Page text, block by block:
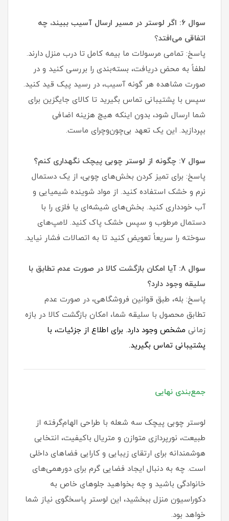
سوال ۶: اگر لوستر در مسیر ارسال آسیب ببیند، چه
اتفاقی می‌افتد؟
پاسخ: تمامی مرسولات ما بیمه کامل تا درب منزل دارند.
لطفاً به محض دریافت، بسته‌بندی را بررسی کنید و در
صورت مشاهده هر گونه آسیب، در رسید پیک قید کنید.
سپس با پشتیبانی تماس بگیرید تا کالای جایگزین برای
شما ارسال شود، بدون اینکه هیچ هزینه اضافی
بپردازید. این یک تعهد بی‌چون‌وچرای ماست.
سوال ۷: چگونه از لوستر چوبی پیچک نگهداری کنم؟
پاسخ: برای تمیز کردن بخش‌های چوبی، از یک دستمال
نرم و خشک استفاده کنید. از مواد شوینده شیمیایی و
آب خودداری کنید. بخش‌های شیشه‌ای یا فلزی را با
دستمال مرطوب و سپس خشک پاک کنید. لامپ‌های
سوخته را سریعاً تعویض کنید تا به اتصالات فشار نیاید.
سوال ۸: آیا امکان بازگشت کالا در صورت عدم تطابق با
سلیقه وجود دارد؟
پاسخ: بله، طبق قوانین فروشگاهی، در صورت عدم
تطابق محصول با سلیقه شما، امکان بازگشت کالا در بازه
زمانی مشخص وجود دارد. برای اطلاع از جزئیات، با
پشتیبانی تماس بگیرید.
جمع‌بندی نهایی
لوستر چوبی پیچک سه شعله با طراحی الهام‌گرفته از
طبیعت، نورپردازی متوازن و متریال باکیفیت، انتخابی
هوشمندانه برای ارتقای زیبایی و کارایی فضاهای داخلی
است. چه به دنبال ایجاد فضایی گرم برای دورهمی‌های
خانوادگی باشید و چه بخواهید جلوهای خاص به
دکوراسیون منزل ببخشید، این لوستر پاسخگوی نیاز شما
خواهد بود.